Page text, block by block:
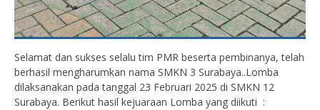
Selamat dan sukses selalu tim PMR beserta pembinanya, telah
berhasil mengharumkan nama SMKN 3 Surabaya..Lomba
dilaksanakan pada tanggal 23 Februari 2025 di SMKN 12
Surabaya. Berikut hasil kejuaraan Lomba yang diikuti :